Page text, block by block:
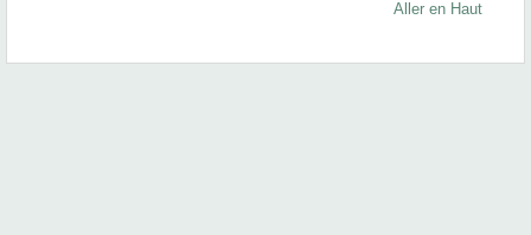
Aller en Haut